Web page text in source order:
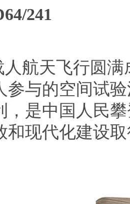
241
航天飞行圆
参与的空间试
，是中国人民
和现代化建设